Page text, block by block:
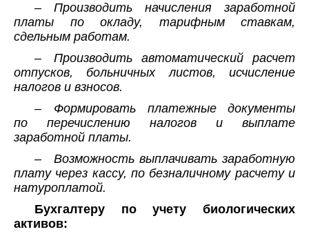
– Производить начисления заработной
платы по окладу, тарифным ставкам,
сдельным работам.
– Производить автоматический расчет
отпусков, больничных листов, исчисление
налогов и взносов.
– Формировать платежные документы
по перечислению налогов и выплате
заработной платы.
– Возможность выплачивать заработную
плату через кассу, по безналичному расчету и
натуроплатой.
Бухгалтеру по учету биологических
активов: